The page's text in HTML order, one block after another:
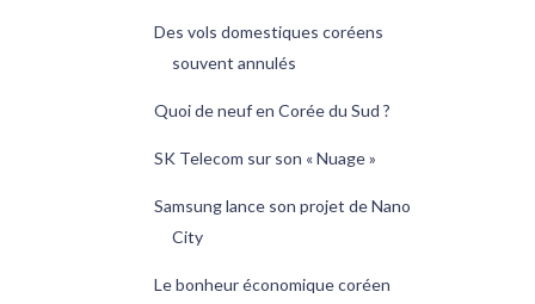
Des vols domestiques coréens
souvent annulés
Quoi de neuf en Corée du Sud ?
SK Telecom sur son « Nuage »
Samsung lance son projet de Nano
City
Le bonheur économique coréen